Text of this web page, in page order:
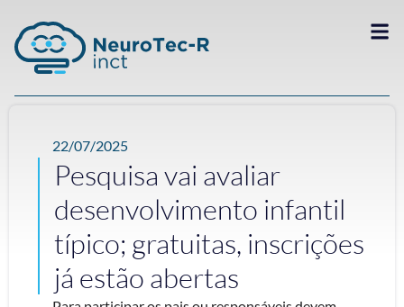
22/07/2025
Pesquisa vai avaliar
desenvolvimento infantil
típico; gratuitas, inscrições
já estão abertas